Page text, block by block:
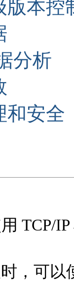
版本控
分析
和安全
TCP/IP
，可以